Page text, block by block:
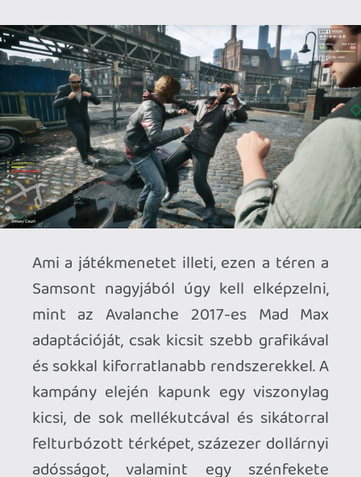
járhatjuk Tyndalston utcáit, helyi
nevezetességek, gyűjtögethető
apróságok vagy épp opcionális
történetszálak után kutatva.
A gyakorlatban a különböző munkák
általában rövidebb, egyszerűbb
küldetések, ahol például menekülő
bűnözőknek segíthetünk meglépni a
rendőrök elől, vagy pont fordítva: mi
eredhetünk más járművek nyomába,
hogy aztán rommá törjük őket. De nem
maradt ki a felhozatalból a verekedés, az
utcai versenyzés, vagy éppen a
nyomkövetés sem. Ami a főbb